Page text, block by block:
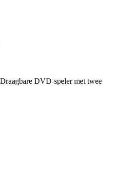
DVD-speler met twee